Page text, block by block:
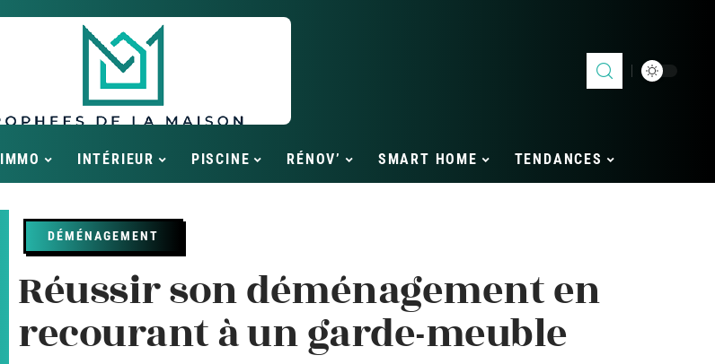
IMMO INTÉRIEUR PISCINE RÉNOV’ SMART HOME TENDANCES
DÉMÉNAGEMENT
Réussir son déménagement en
recourant à un garde-meuble